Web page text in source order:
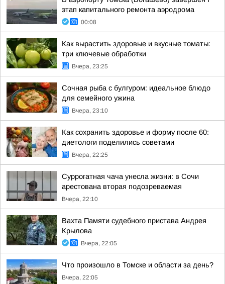
этап капитального ремонта аэродрома
00:08
Как вырастить здоровые и вкусные томаты:
три ключевые обработки
Вчера, 23:25
Сочная рыба с булгуром: идеальное блюдо
для семейного ужина
Вчера, 23:10
Как сохранить здоровье и форму после 60:
диетологи поделились советами
Вчера, 22:25
Суррогатная чача унесла жизни: в Сочи
арестована вторая подозреваемая
Вчера, 22:10
Вахта Памяти судебного пристава Андрея
Крылова
Вчера, 22:05
Что произошло в Томске и области за день?
Вчера, 22:05